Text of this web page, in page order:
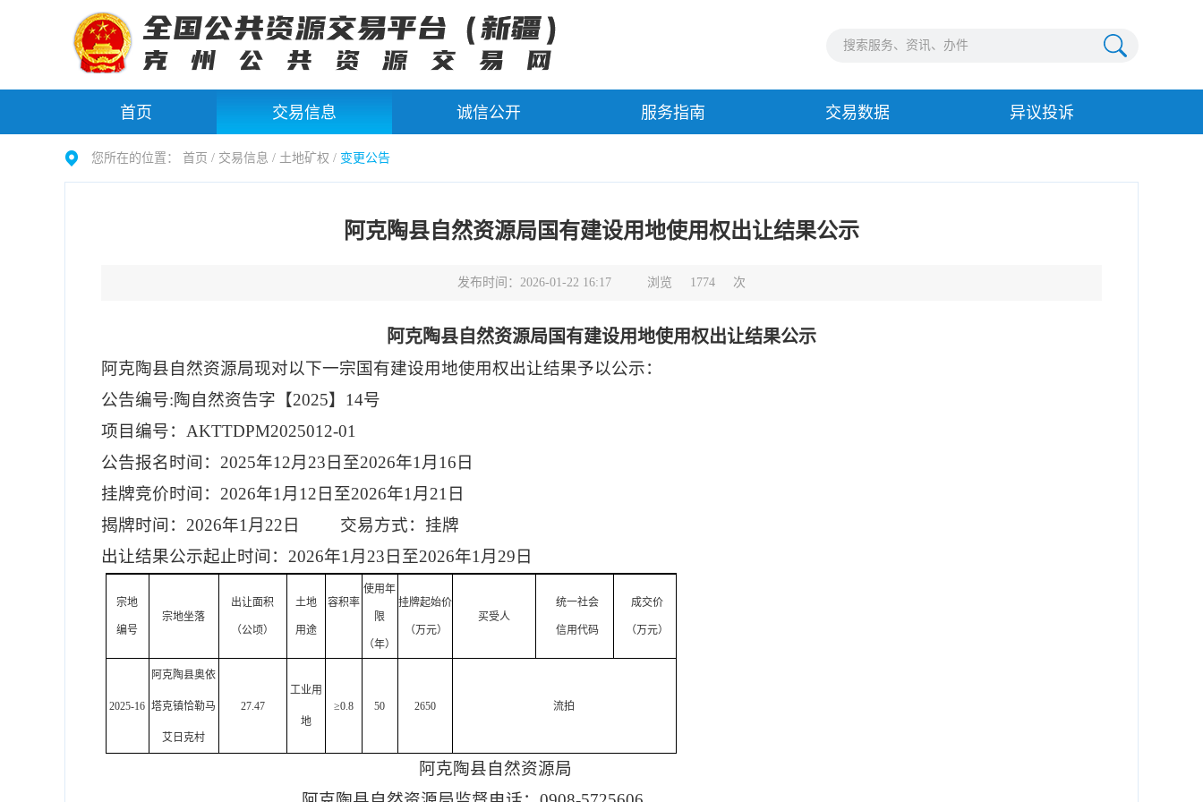
首页 交易信息 诚信公开 服务指南 交易数据 异议投诉
您所在的位置： 首页 / 交易信息 / 土地矿权 / 变更公告
阿克陶县自然资源局国有建设用地使用权出让结果公示
发布时间：2026-01-22 16:17 浏览 1774 次
阿克陶县自然资源局国有建设用地使用权出让结果公示
阿克陶县自然资源局现对以下一宗国有建设用地使用权出让结果予以公示：
公告编号:陶自然资告字【2025】 14号
项目编号： AKTTDPM2025012-01
公告报名时间： 2025年12月 23 日至2026年1 月 16 日
挂牌竞价时间： 2026年1 月 12 日至2026年1 月 21 日
揭牌时间： 2026年1 月 22 日
交易方式：挂牌
出让结果公示起止时间： 2026年1 月 23 日 至2026年1 月 29 日
宗地
编号
宗地坐落
出让面积
（公顷）
土地
用途
容积率
使用年
限
（年）
挂牌起始价
（万元）
买受人
统一社会
信用代码
成交价
（万元）
2025-16
阿克陶县奥依
塔克镇恰勒马
艾日克村
27.47
工业用
地
≥0.8 50 2650 流拍
阿克陶县自然资源局